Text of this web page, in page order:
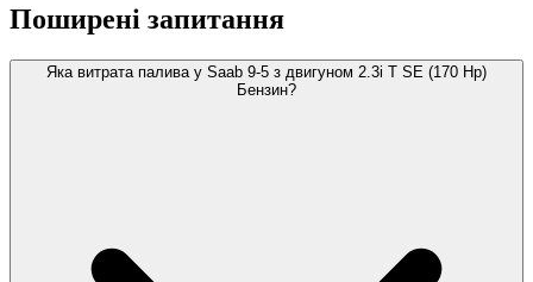
Поширені запитання
Яка витрата палива у Saab 9-5 з двигуном 2.3i T SE (170 Hp)
Бензин?